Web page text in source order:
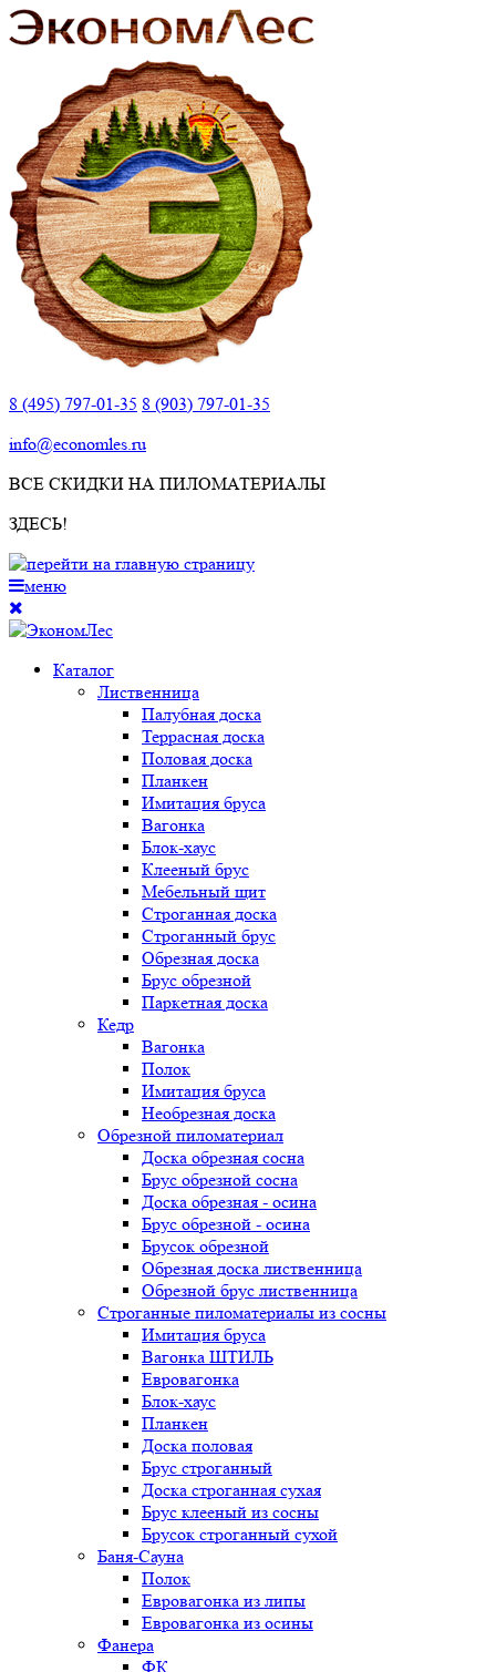
8 (495) 797-01-35 8 (903) 797-01-35
info@economles.ru
ВСЕ СКИДКИ НА ПИЛОМАТЕРИАЛЫ
ЗДЕСЬ!
меню
Каталог
Лиственница
Палубная доска
Террасная доска
Половая доска
Планкен
Имитация бруса
Вагонка
Блок-хаус
Клееный брус
Мебельный щит
Строганная доска
Строганный брус
Обрезная доска
Брус обрезной
Паркетная доска
Кедр
Вагонка
Полок
Имитация бруса
Необрезная доска
Обрезной пиломатериал
Доска обрезная сосна
Брус обрезной сосна
Доска обрезная - осина
Брус обрезной - осина
Брусок обрезной
Обрезная доска лиственница
Обрезной брус лиственница
Строганные пиломатериалы из сосны
Имитация бруса
Вагонка ШТИЛЬ
Евровагонка
Блок-хаус
Планкен
Доска половая
Брус строганный
Доска строганная сухая
Брус клееный из сосны
Брусок строганный сухой
Баня-Сауна
Полок
Евровагонка из липы
Евровагонка из осины
Фанера
ФК